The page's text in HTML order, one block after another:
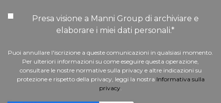
Presa visione a Manni Group di archiviare e
elaborare i miei dati personali.*
Puoi annullare l'iscrizione a queste comunicazioni in qualsiasi momento.
Per ulteriori informazioni su come eseguire questa operazione,
consultare le nostre normative sulla privacy e altre indicazioni su
protezione e rispetto della privacy, leggi la nostra Informativa sulla
privacy.